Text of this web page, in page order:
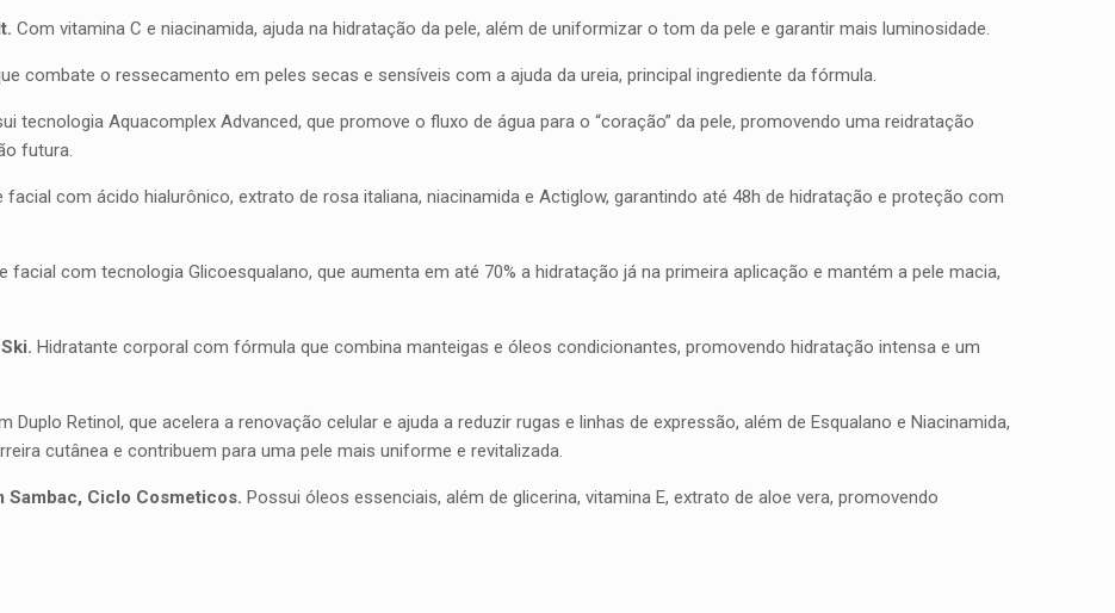
Com vitamina C e niacinamida, ajuda na hidratação da pele, além de uniformizar o tom da pele e garantir mais luminosidade.
combate o ressecamento em peles secas e sensíveis com a ajuda da ureia, principal ingrediente da fórmula.
tecnologia Aquacomplex Advanced, que promove o fluxo de água para o “coração” da pele, promovendo uma reidratação
futura.
facial com ácido hialurônico, extrato de rosa italiana, niacinamida e Actiglow, garantindo até 48h de hidratação e proteção com
facial com tecnologia Glicoesqualano, que aumenta em até 70% a hidratação já na primeira aplicação e mantém a pele macia,
Hidratante corporal com fórmula que combina manteigas e óleos condicionantes, promovendo hidratação intensa e um
Duplo Retinol, que acelera a renovação celular e ajuda a reduzir rugas e linhas de expressão, além de Esqualano e Niacinamida,
cutânea e contribuem para uma pele mais uniforme e revitalizada.
Sambac, Ciclo Cosmeticos. Possui óleos essenciais, além de glicerina, vitamina E, extrato de aloe vera, promovendo